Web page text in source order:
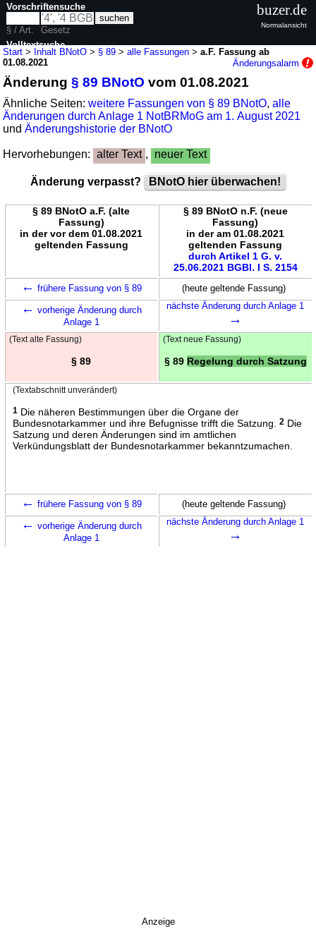
Start > Inhalt BNotO > § 89 >alle Fassungen >a.F. Fassung ab
01.08.2021
Änderungsalarm
Änderung§ 89 BNotO vom 01.08.2021
Ähnliche Seiten:weitere Fassungen von § 89 BNotO,alle
Änderungen durch Anlage 1 NotBRMoG am 1. August 2021
undÄnderungshistorie der BNotO
Hervorhebungen: alter Text , neuer Text
Änderung verpasst? BNotO hier überwachen!
§ 89 BNotO a.F. (alte
Fassung)
in der vor dem 01.08.2021
geltenden Fassung
§ 89 BNotO n.F. (neue
Fassung)
in der am 01.08.2021
geltenden Fassung
durch Artikel 1 G. v.
25.06.2021 BGBl. I S. 2154
← frühere Fassung von § 89 (heute geltende Fassung)
← vorherige Änderung durch
Anlage 1
nächste Änderung durch Anlage 1
→
(Text alte Fassung)
§ 89
(Text neue Fassung)
§ 89 Regelung durch Satzung
(Textabschnitt unverändert)
1Die näheren Bestimmungen über die Organe der
Bundesnotarkammer und ihre Befugnisse trifft die Satzung.
2Die
Satzung und deren Änderungen sind im amtlichen
Verkündungsblatt der Bundesnotarkammer bekanntzumachen.
← frühere Fassung von § 89 (heute geltende Fassung)
← vorherige Änderung durch
Anlage 1
nächste Änderung durch Anlage 1
→
Vorschriftensuche
§ / Art.
Gesetz
Volltextsuche
buzer.de
Normalansicht
Anzeige